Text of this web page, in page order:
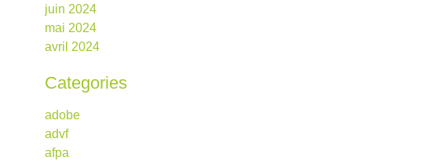
juin 2024
mai 2024
avril 2024
Categories
adobe
advf
afpa